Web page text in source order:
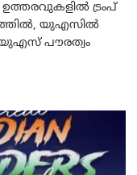
ഉത്തരവുകളിൽ ട്രംപ്
യുഎസിൽ
യുഎസ് പൗരത്വം